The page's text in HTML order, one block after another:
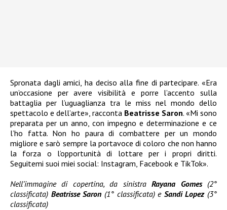
Spronata dagli amici, ha deciso alla fine di partecipare. «Era
un’occasione per avere visibilità e porre l’accento sulla
battaglia per l’uguaglianza tra le miss nel mondo dello
spettacolo e dell’arte», racconta Beatrisse Saron. «Mi sono
preparata per un anno, con impegno e determinazione e ce
l’ho fatta. Non ho paura di combattere per un mondo
migliore e sarò sempre la portavoce di coloro che non hanno
la forza o l’opportunità di lottare per i propri diritti.
Seguitemi suoi miei social: Instagram, Facebook e TikTok».
Nell’immagine di copertina, da sinistraRayana Gomes(2°
classificata) Beatrisse Saron (1° classificata) e Sandi Lopez(3°
classificata)